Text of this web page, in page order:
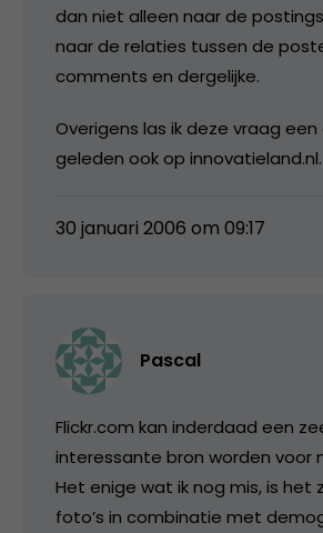
dan niet alleen naar de
naar de relaties tussen de
comments en dergelijke.
Overigens las ik deze vraag
geleden ook op innovatieland.nl.
30 januari 2006 om 09:17
Pascal
Flickr.com kan inderdaad een
interessante bron worden voor
Het enige wat ik nog mis, is het
foto’s in combinatie met